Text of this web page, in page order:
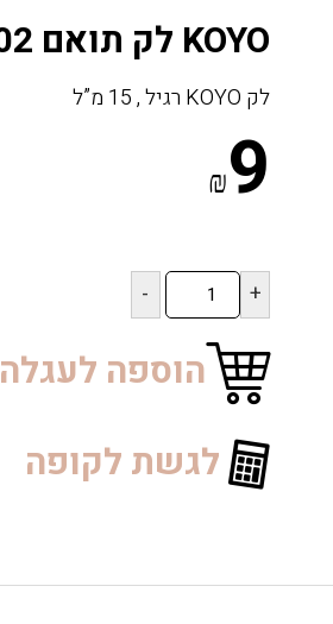
KOYO לק תואם 002
לק KOYO רגיל , 15 מ”ל
₪9
כמות
של
KOYO
לק
תואם
002
הוספה לעגלה
לגשת לקופה